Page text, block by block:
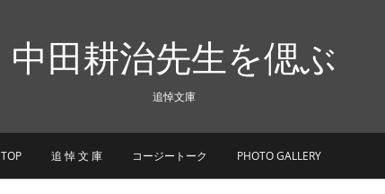
中田耕治先生を偲ぶ
追悼文庫
TOP 追 悼 文 庫 コージートーク PHOTO GALLERY